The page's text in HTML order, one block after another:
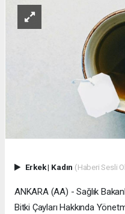
Erkek| Kadın (Haberi Sesli
ANKARA (AA) - Sağlık
Bitki Çayları Hakkında